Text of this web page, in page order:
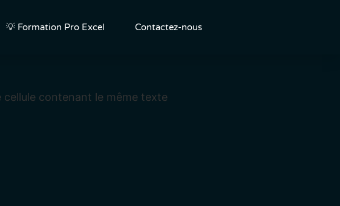
💡 Formation Pro Excel Contactez-nous